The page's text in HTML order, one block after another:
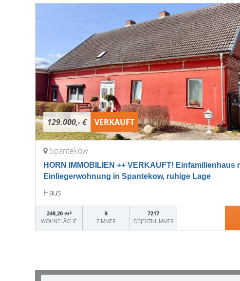
129.000,- € VERKAUFT
Spantekow
HORN IMMOBILIEN ++ VERKAUFT! Einfamilienhaus
Einliegerwohnung in Spantekow, ruhige Lage
Haus
248,20 m²
WOHNFLÄCHE
8
ZIMMER
7217
OBJEKTNUMMER